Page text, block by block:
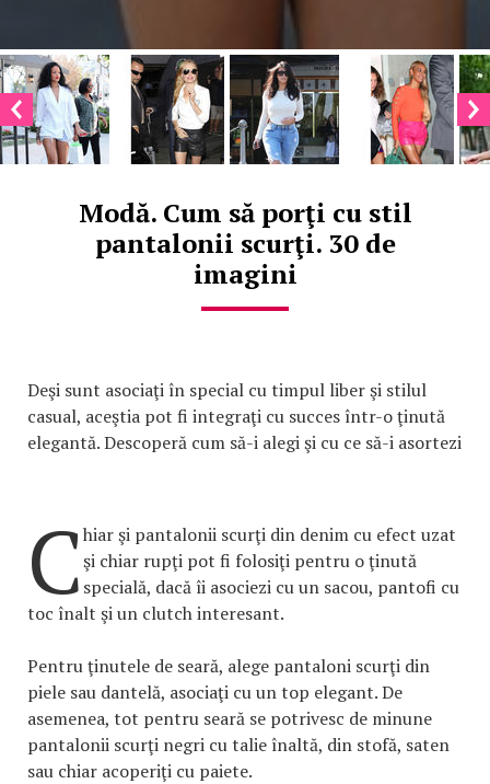
Modă. Cum să porţi cu stil
pantalonii scurţi. 30 de
imagini
Deşi sunt asociaţi în special cu timpul liber şi stilul
casual, aceştia pot fi integraţi cu succes într-o ţinută
elegantă. Descoperă cum să-i alegi şi cu ce să-i asortezi
Chiar şi pantalonii scurţi din denim cu efect uzat
şi chiar rupţi pot fi folosiţi pentru o ţinută
specială, dacă îi asociezi cu un sacou, pantofi cu
toc înalt şi un clutch interesant.
Pentru ţinutele de seară, alege pantaloni scurţi din
piele sau dantelă, asociaţi cu un top elegant. De
asemenea, tot pentru seară se potrivesc de minune
pantalonii scurţi negri cu talie înaltă, din stofă, saten
sau chiar acoperiţi cu paiete.